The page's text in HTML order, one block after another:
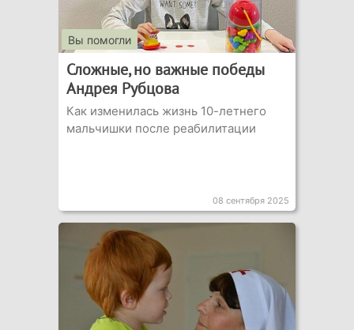
Вы помогли
Сложные, но важные победы
Андрея Рубцова
Как изменилась жизнь 10-летнего
мальчишки после реабилитации
08 сентября 2025